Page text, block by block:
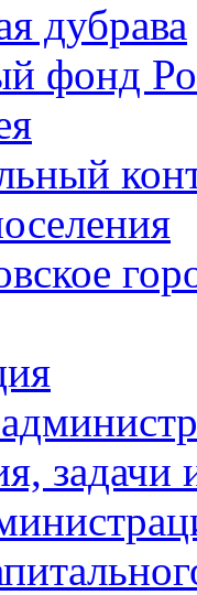
дубрава
фонд
задачи